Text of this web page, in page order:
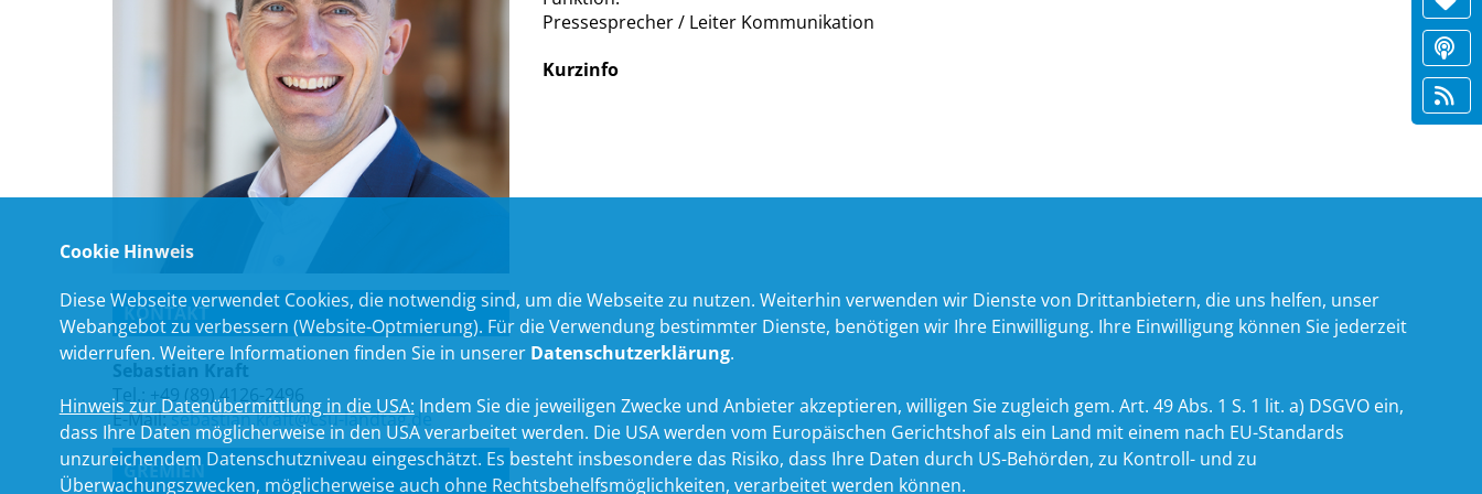
KONTAKT
Sebastian Kraft
Tel.: +49 (89) 4126-2496
E-Mail:sebastian.kraft@csu-landtag.de
GREMIEN
Pressesprecher / Leiter Kommunikation
Kurzinfo
Cookie Hinweis
Diese Webseite verwendet Cookies, die notwendig sind, um die Webseite zu nutzen. Weiterhin verwenden wir Dienste von Drittanbietern, die uns helfen, unser
Webangebot zu verbessern (Website-Optmierung). Für die Verwendung bestimmter Dienste, benötigen wir Ihre Einwilligung. Ihre Einwilligung können Sie jederzeit
widerrufen. Weitere Informationen finden Sie in unserer Datenschutzerklärung.
Hinweis zur Datenübermittlung in die USA: Indem Sie die jeweiligen Zwecke und Anbieter akzeptieren, willigen Sie zugleich gem. Art. 49 Abs. 1 S. 1 lit. a) DSGVO ein,
dass Ihre Daten möglicherweise in den USA verarbeitet werden. Die USA werden vom Europäischen Gerichtshof als ein Land mit einem nach EU-Standards
unzureichendem Datenschutzniveau eingeschätzt. Es besteht insbesondere das Risiko, dass Ihre Daten durch US-Behörden, zu Kontroll- und zu
Überwachungszwecken, möglicherweise auch ohne Rechtsbehelfsmöglichkeiten, verarbeitet werden können.